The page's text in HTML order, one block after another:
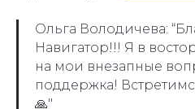
Ольга Володичева:
Навигатор!!! Я в
на мои внезапные
поддержка!
🙏"